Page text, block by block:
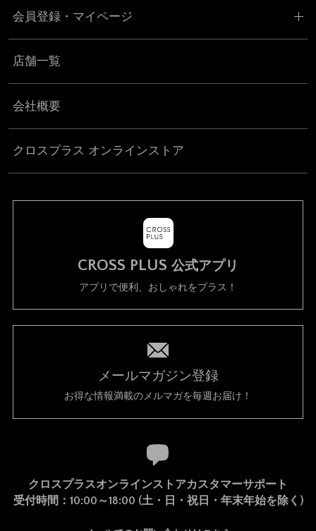
会員登録・マイページ
店舗一覧
会社概要
クロスプラス オンラインストア
CROSS PLUS 公式アプリ
アプリで便利、おしゃれをプラス！
メールマガジン登録
お得な情報満載のメルマガを毎週お届け！
クロスプラスオンラインストアカスタマーサポート
受付時間：10:00～18:00 (土・日・祝日・年末年始を除く)